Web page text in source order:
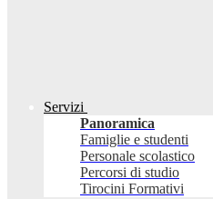
Servizi
Panoramica
Famiglie e studenti
Personale scolastico
Percorsi di studio
Tirocini Formativi